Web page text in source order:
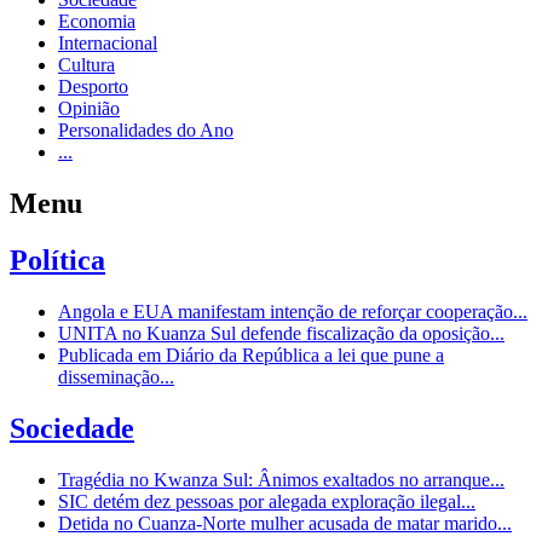
Economia
Internacional
Cultura
Desporto
Opinião
Personalidades do Ano
...
Menu
Política
Angola e EUA manifestam intenção de reforçar cooperação...
UNITA no Kuanza Sul defende fiscalização da oposição...
Publicada em Diário da República a lei que pune a
disseminação...
Sociedade
Tragédia no Kwanza Sul: Ânimos exaltados no arranque...
SIC detém dez pessoas por alegada exploração ilegal...
Detida no Cuanza-Norte mulher acusada de matar marido...